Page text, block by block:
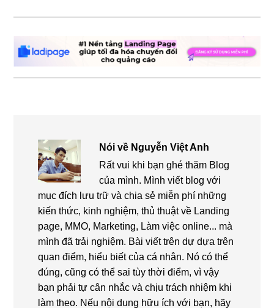
Nói về Nguyễn Việt Anh
Rất vui khi bạn ghé thăm Blog
của mình. Mình viết blog với
mục đích lưu trữ và chia sẻ miễn phí những
kiến thức, kinh nghiệm, thủ thuật về Landing
page, MMO, Marketing, Làm việc online... mà
mình đã trải nghiệm. Bài viết trên dự dựa trên
quan điểm, hiểu biết của cá nhân. Nó có thể
đúng, cũng có thể sai tùy thời điểm, vì vậy
bạn phải tự cân nhắc và chịu trách nhiệm khi
làm theo. Nếu nội dung hữu ích với bạn, hãy